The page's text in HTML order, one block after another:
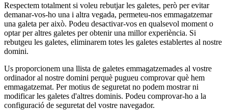
Respectem totalment si voleu rebutjar les galetes, però per evitar
demanar-vos-ho una i altra vegada, permeteu-nos emmagatzemar
una galeta per això. Podeu desactivar-vos en qualsevol moment o
optar per altres galetes per obtenir una millor experiència. Si
rebutgeu les galetes, eliminarem totes les galetes establertes al nostre
domini.
Us proporcionem una llista de galetes emmagatzemades al vostre
ordinador al nostre domini perquè pugueu comprovar què hem
emmagatzemat. Per motius de seguretat no podem mostrar ni
modificar les galetes d'altres dominis. Podeu comprovar-ho a la
configuració de seguretat del vostre navegador.